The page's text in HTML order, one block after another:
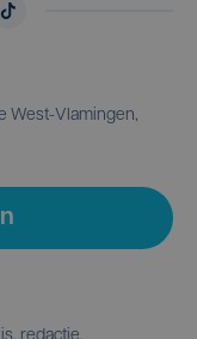
West-Vlamingen,